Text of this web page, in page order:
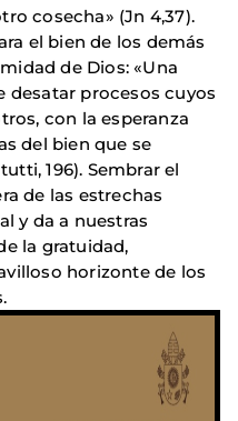
cosecha» (Jn 4,37).
el bien de los demás
de Dios: «Una
desatar procesos cuyos
con la esperanza
del bien que se
196). Sembrar el
de las estrechas
y da a nuestras
la gratuidad,
horizonte de los